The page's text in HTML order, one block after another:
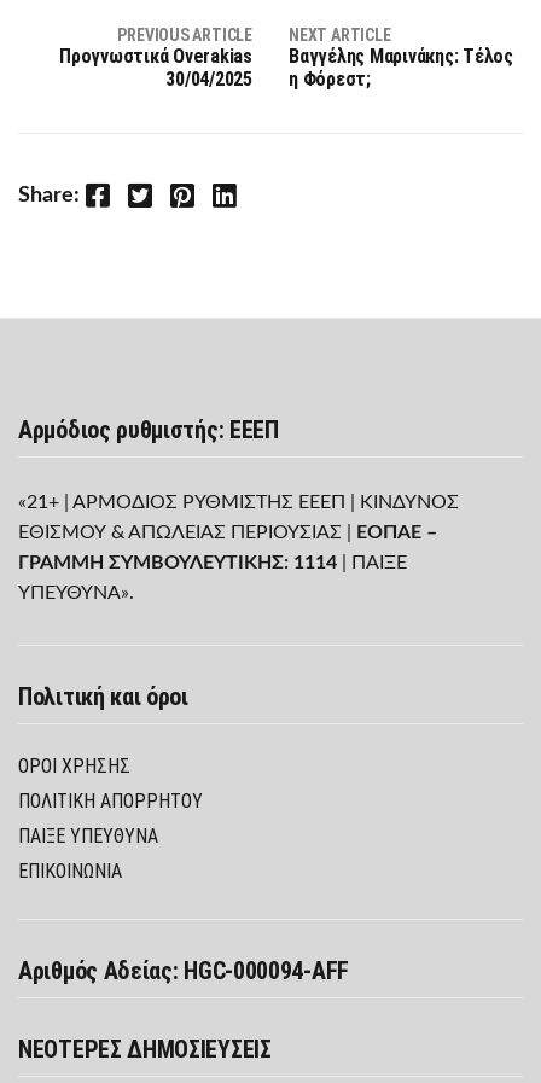
PREVIOUS ARTICLE
Προγνωστικά Overakias
30/04/2025
NEXT ARTICLE
Βαγγέλης Μαρινάκης: Τέλος
η Φόρεστ;
Share: Facebook Twitter Pinterest LinkedIn
Αρμόδιος ρυθμιστής: ΕΕΕΠ
«21+ | ΑΡΜΟΔΙΟΣ ΡΥΘΜΙΣΤΗΣ ΕΕΕΠ | ΚΙΝΔΥΝΟΣ
ΕΘΙΣΜΟΥ & ΑΠΩΛΕΙΑΣ ΠΕΡΙΟΥΣΙΑΣ |
ΕΟΠΑΕ –
ΓΡΑΜΜΗ ΣΥΜΒΟΥΛΕΥΤΙΚΗΣ: 1114 | ΠΑΙΞΕ
ΥΠΕΥΘΥΝΑ».
Πολιτική και όροι
ΌΡΟΙ ΧΡΉΣΗΣ
ΠΟΛΙΤΙΚΉ ΑΠΟΡΡΉΤΟΥ
ΠΑΊΞΕ ΥΠΕΎΘΥΝΑ
ΕΠΙΚΟΙΝΩΝΙΑ
Αριθμός Αδείας: HGC-000094-AFF
ΝΕΟΤΕΡΕΣ ΔΗΜΟΣΙΕΥΣΕΙΣ